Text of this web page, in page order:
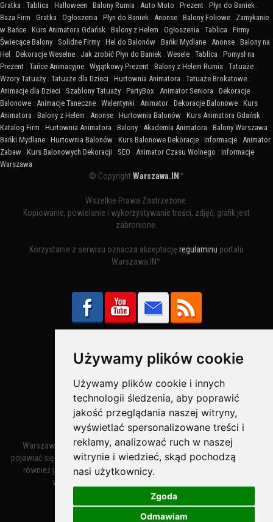
Używamy plików cookie
Używamy plików cookie i innych
technologii śledzenia, aby poprawić
jakość przeglądania naszej witryny,
wyświetlać spersonalizowane treści i
reklamy, analizować ruch w naszej
witrynie i wiedzieć, skąd pochodzą
nasi użytkownicy.
Zgoda
Odmawiam
Gratka : Tablica : Halloween : Balony Rumia : Auto Moto : Prezent : Płyn do Baniek :
Baza Firm : Gratka : Ogłoszenia : Płyn do Baniek : Anonse : Balony Foliowe : Zamykanie
w Bańce : Kurs Animatora Gdańsk : Balony z Helem : Ogłoszenia : Tablica : Firmy :
Świecące Balony : Solidne Firmy : Hel do Balonów : Bańki Mydlane : Anonse : Balony na
Hel : Dekoracje Weselne : Jak zrobić Płyn do Baniek : Wesele : Tablica : Pomysł na
Prezent : Tańce Animacyjne : Wyjątkowy Prezent : Balony z Helem Rumia : Tatuaże :
Wzory Tatuaży : Tatuaże dla Dzieci : Hurtownia Animatora : Tatuaże Brokatowe :
Animacje dla Dzieci : Szablony Tatuaży : PartyBox : Animator Seniora : Dekoracje
Balonowe : Animacje Taneczne : Walentynki : Animator : Dekoracje Balonowe : Kurs
Animatora : Balony z Helem : Anonse : Hurtownia Balonów : Kurs Animatora Gdańsk :
Katalog Firm : Hurtownia Animatora : Balony : Akademia Animatora : Balony Warszawa :
Bańki Mydlane : Hurtownia Balonów : Kurs Balonowe Dekoracje : Informacje : Animator
Zabaw : Kurs Balonowych Dekoracji : SEO : Animator Czasu Wolnego : Informacje
Warszawa
© CopyrightWarszawa.IN ™
Wszelkie Prawa Zastrzeżone.
Kopiowanie, powielanie i wykorzystywanie treści, zdjęć, grafik jest
zabronione.
Korzystanie z serwisu oznacza akceptację regulaminu portalu
Warszawa.IN™
Bezpieczne Płatności obsługuje:
Warszawa – miasto stołeczne Warszawa. Nazwa miasta zaczęła
pojawiać się w dokumentach w XIV wieku jako Warszewa, a od XV wieku
również jako Warszowa. Zmiana nazwy na Warszawa w XV wieku
wynikała z mazowieckiej wymowy dialektycznej.